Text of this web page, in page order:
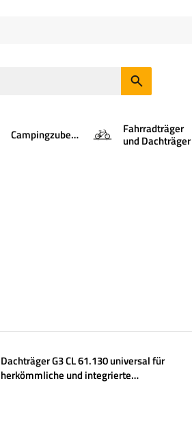
Campingzubehör Fahrradträger
und Dachträger
Dachträger G3 CL 61.130 universal für
herkömmliche und integrierte